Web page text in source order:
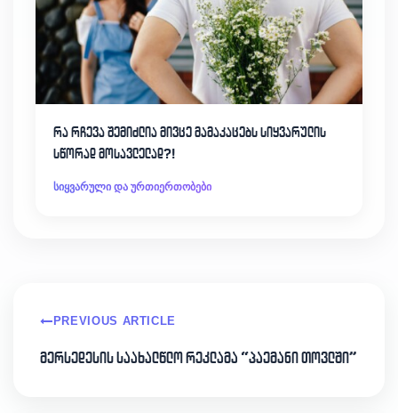
რა რჩევა შემიძლია მივცე მამაკაცებს სიყვარულის
სწორად მოსავლელად?!
სიყვარული და ურთიერთობები
PREVIOUS ARTICLE
მერსედესის საახალწლო რეკლამა “პაემანი თოვლში”